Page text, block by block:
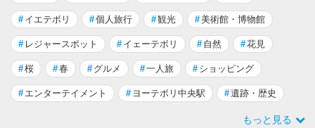
# イエテボリ #個人旅行 #観光 #美術館・博物館
# レジャースポット # イェーテボリ # 自然 #花見
#桜 #春 # グルメ #一人旅 # ショッピング
# エンターテイメント # ヨーテボリ中央駅 #遺跡・歴史
もっと見る